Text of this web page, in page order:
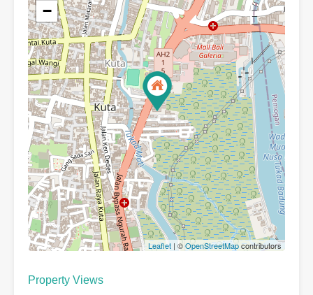
−
Leaflet | ©OpenStreetMapcontributors
Property Views